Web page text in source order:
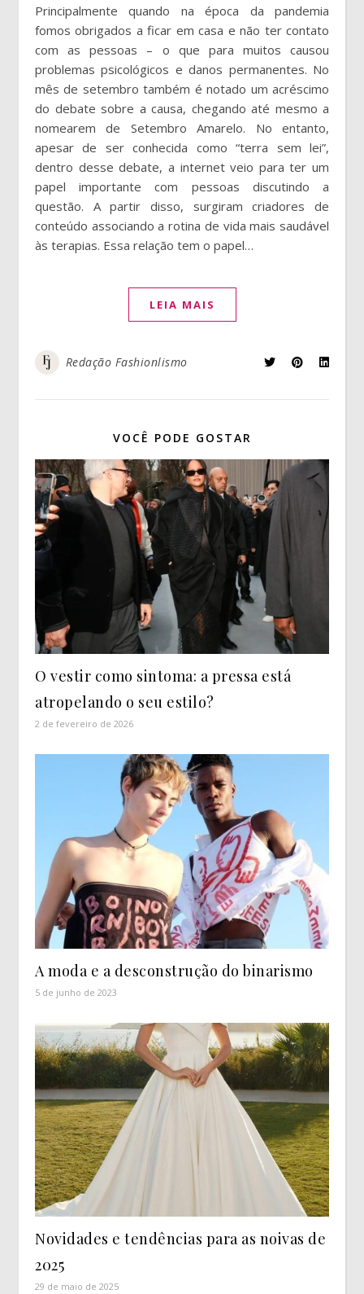
Principalmente quando na época da pandemia
fomos obrigados a ficar em casa e não ter contato
com as pessoas – o que para muitos causou
problemas psicológicos e danos permanentes. No
mês de setembro também é notado um acréscimo
do debate sobre a causa, chegando até mesmo a
nomearem de Setembro Amarelo. No entanto,
apesar de ser conhecida como “terra sem lei”,
dentro desse debate, a internet veio para ter um
papel importante com pessoas discutindo a
questão. A partir disso, surgiram criadores de
conteúdo associando a rotina de vida mais saudável
às terapias. Essa relação tem o papel…
LEIA MAIS
Redação Fashionlismo
VOCÊ PODE GOSTAR
O vestir como sintoma: a pressa está
atropelando o seu estilo?
2 de fevereiro de 2026
A moda e a desconstrução do binarismo
5 de junho de 2023
Novidades e tendências para as noivas de
2025
29 de maio de 2025